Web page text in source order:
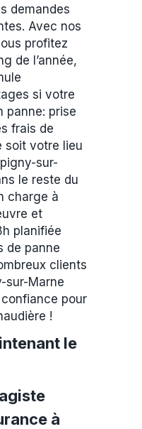
demandes
Avec nos
profitez
de l’année,
si votre
panne: prise
frais de
soit votre lieu
sur-
le reste du
charge à
et
planifiée
de panne
clients
sur-Marne
pour
!
le
à